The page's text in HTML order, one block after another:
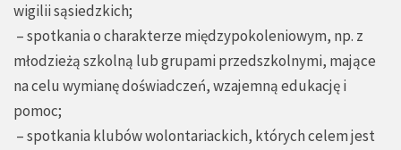
wigilii sąsiedzkich;
– spotkania o charakterze międzypokoleniowym, np. z
młodzieżą szkolną lub grupami przedszkolnymi, mające
na celu wymianę doświadczeń, wzajemną edukację i
pomoc;
– spotkania klubów wolontariackich, których celem jest